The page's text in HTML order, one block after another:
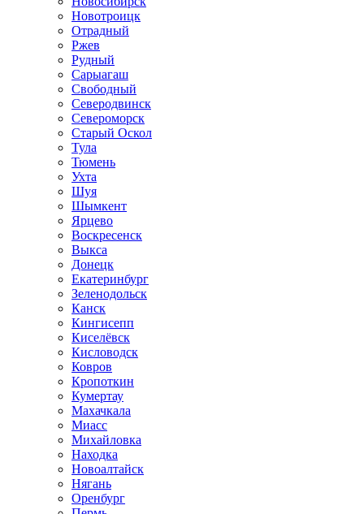
Новотроицк
Отрадный
Ржев
Рудный
Сарыагаш
Свободный
Северодвинск
Североморск
Старый Оскол
Тула
Тюмень
Ухта
Шуя
Шымкент
Ярцево
Воскресенск
Выкса
Донецк
Екатеринбург
Зеленодольск
Канск
Кингисепп
Киселёвск
Кисловодск
Ковров
Кропоткин
Кумертау
Махачкала
Миасс
Михайловка
Находка
Новоалтайск
Нягань
Оренбург